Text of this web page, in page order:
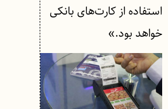
استفاده از کارت‌های بانکی
خواهد بود.»